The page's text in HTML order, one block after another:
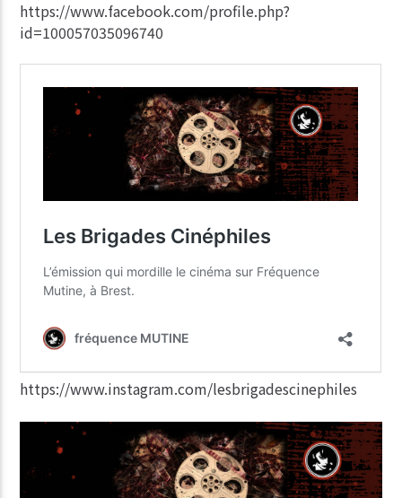
https://www.facebook.com/profile.php?
id=100057035096740
https://www.instagram.com/lesbrigadescinephiles